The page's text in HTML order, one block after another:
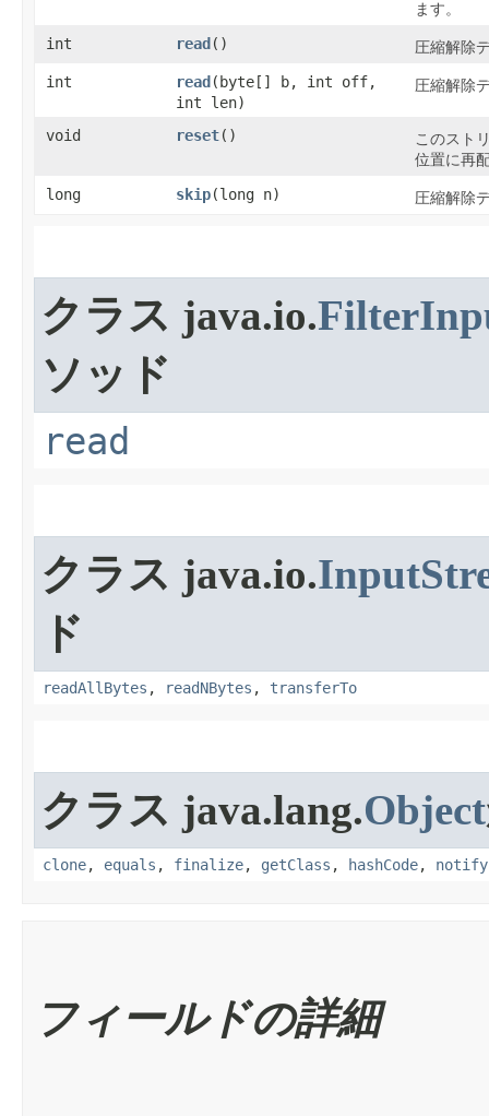
ます。
int read ​() 圧縮解除
int read ​(byte[] b, int off,
int len)
圧縮解除
void reset​()
このスト
位置に再
long skip​(long n) 圧縮解除
クラス java.io.
ソッド
read
クラス java.io.
ド
readAllBytes , readNBytes , transferTo
クラス java.lang.Object
clone, equals , finalize, getClass , hashCode, notify
フィールドの詳細